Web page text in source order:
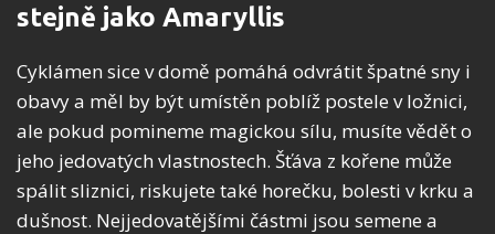
stejně jako Amaryllis
Cyklámen sice v domě pomáhá odvrátit špatné sny i
obavy a měl by být umístěn poblíž postele v ložnici,
ale pokud pomineme magickou sílu, musíte vědět o
jeho jedovatých vlastnostech. Šťáva z kořene může
spálit sliznici, riskujete také horečku, bolesti v krku a
dušnost. Nejjedovatějšími částmi jsou semene a